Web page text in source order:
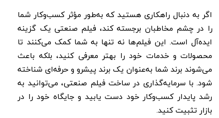
اگر به دنبال راهکاری هستید که به‌طور مؤثر کسب‌وکار شما
را در چشم مخاطبان برجسته کند، فیلم صنعتی یک گزینه
ایده‌آل است. این فیلم‌ها نه تنها به شما کمک می‌کنند تا
محصولات و خدمات خود را بهتر معرفی کنید، بلکه باعث
می‌شوند برند شما به‌عنوان یک برند پیشرو و حرفه‌ای شناخته
شود. با سرمایه‌گذاری در ساخت فیلم صنعتی، می‌توانید به
رشد پایدار کسب‌وکار خود دست یابید و جایگاه خود را در
بازار تثبیت کنید.